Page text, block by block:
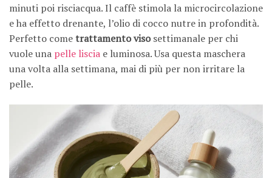
minuti poi risciacqua. Il caffè stimola la microcircolazione
e ha effetto drenante, l’olio di cocco nutre in profondità.
Perfetto cometrattamento visosettimanale per chi
vuole una pelle liscia e luminosa. Usa questa maschera
una volta alla settimana, mai di più per non irritare la
pelle.